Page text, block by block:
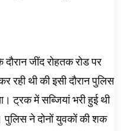
जींद रोहतक रोड पर
रही थी की इसी दौरान पुलिस
ट्रक में सब्जियां भरी हुई थी
ने दोनों युवकों की शक